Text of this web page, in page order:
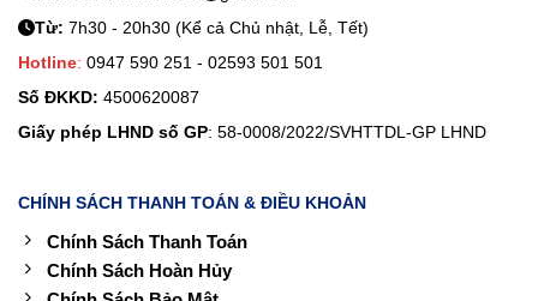
Từ: 7h30 - 20h30 (Kể cả Chủ nhật, Lễ, Tết)
Hotline: 0947 590 251 - 02593 501 501
Số ĐKKD: 4500620087
Giấy phép LHND số GP: 58-0008/2022/SVHTTDL-GP LHND
CHÍNH SÁCH THANH TOÁN & ĐIỀU KHOẢN
Chính Sách Thanh Toán
Chính Sách Hoàn Hủy